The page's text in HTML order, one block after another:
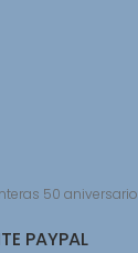
50 aniversario
PAYPAL